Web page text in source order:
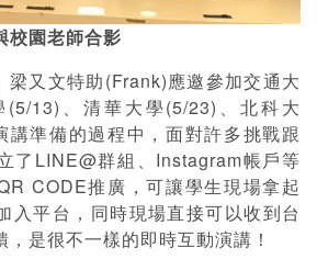
校園老師合影
文特助(Frank)應邀參加交通大
13)、清華大學(5/23)、北科大
講準備的過程中，面對許多挑戰跟
了LINE@群組、Instagram帳戶等
CODE推廣，可讓學生現場拿起
入平台，同時現場直接可以收到台
是很不一樣的即時互動演講！